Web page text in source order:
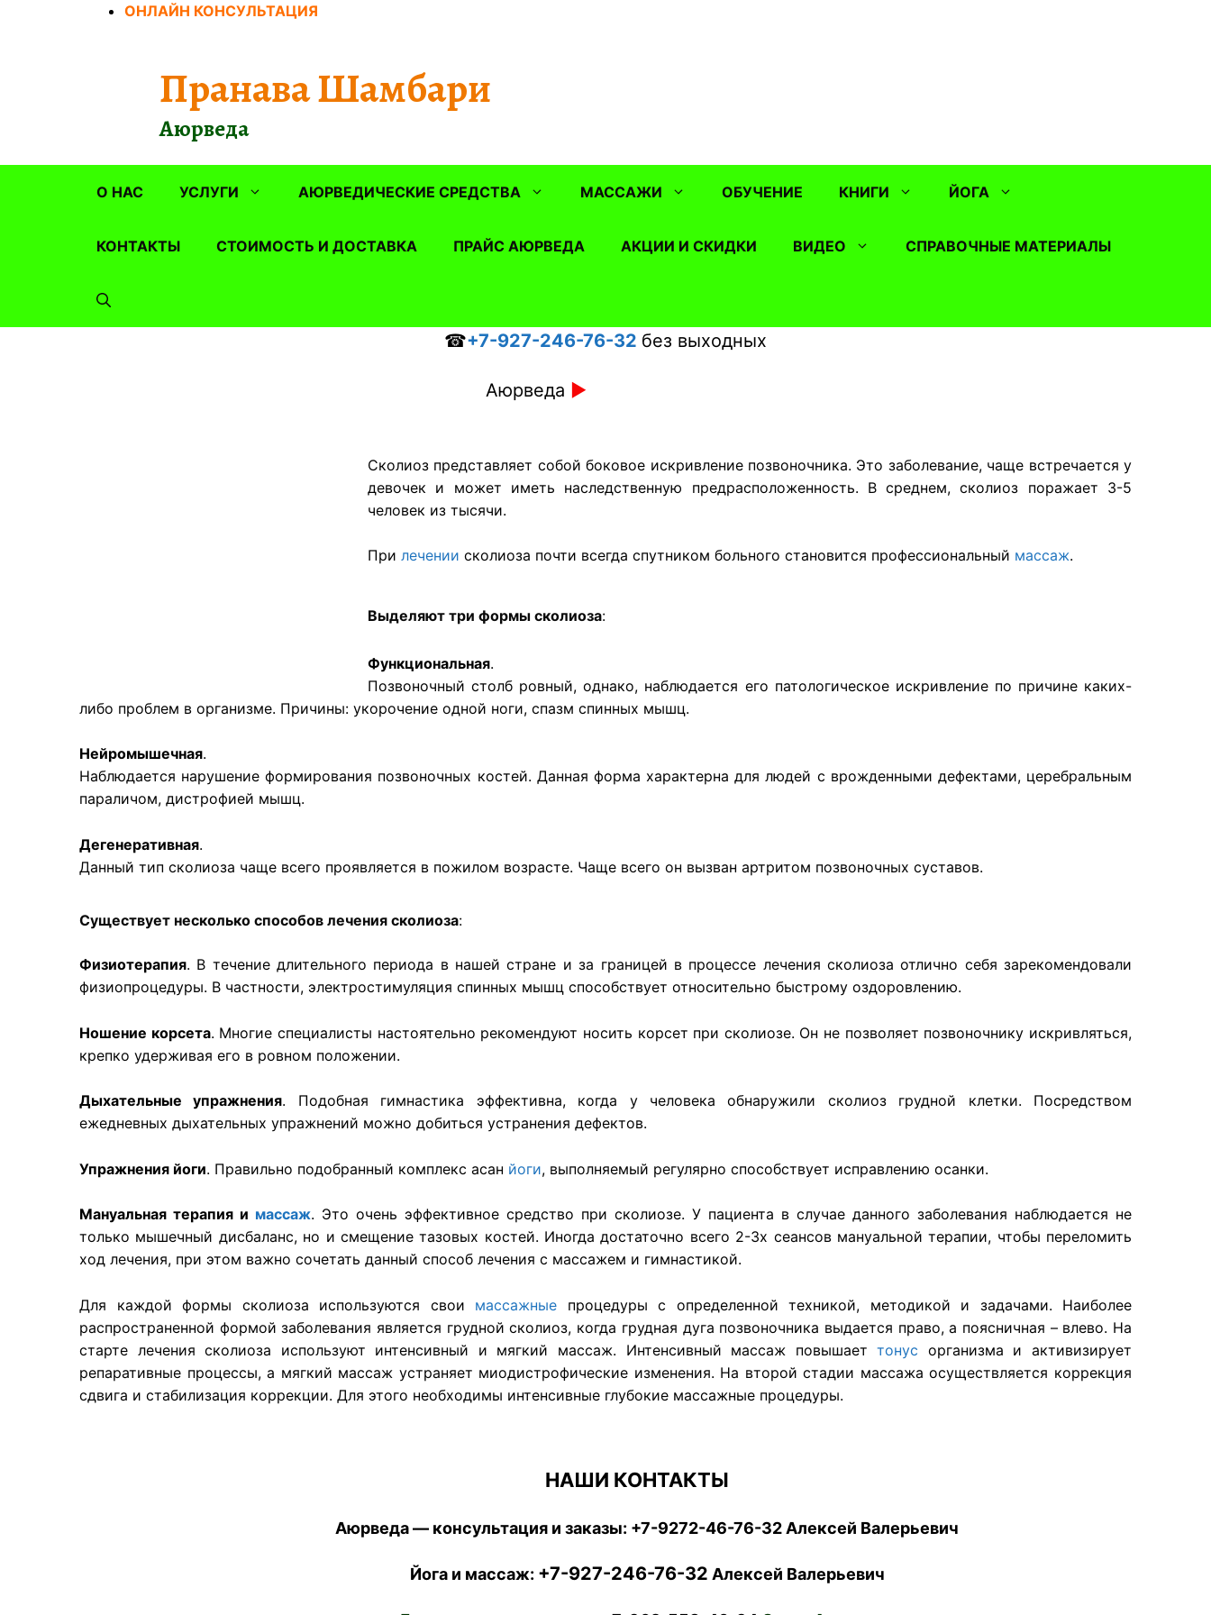
ОНЛАЙН КОНСУЛЬТАЦИЯ
Пранава Шамбари
Аюрведа
О НАС УСЛУГИ АЮРВЕДИЧЕСКИЕ СРЕДСТВА МАССАЖИ ОБУЧЕНИЕ КНИГИ ЙОГА
КОНТАКТЫ СТОИМОСТЬ И ДОСТАВКА ПРАЙС АЮРВЕДА АКЦИИ И СКИДКИ ВИДЕО СПРАВОЧНЫЕ МАТЕРИАЛЫ
☎+7-927-246-76-32 без выходных
Аюрведа ►
​Сколиоз представляет собой боковое искривление позвоночника. Это заболевание, чаще встречается у
девочек и может иметь наследственную предрасположенность. В среднем, сколиоз поражает 3-5
человек из тысячи.
При лечении сколиоза почти всегда спутником больного становится профессиональный массаж.
Выделяют три формы сколиоза:
Функциональная.
Позвоночный столб ровный, однако, наблюдается его патологическое искривление по причине каких-
либо проблем в организме. Причины: укорочение одной ноги, спазм спинных мышц.
Нейромышечная.
Наблюдается нарушение формирования позвоночных костей. Данная форма характерна для людей с врожденными дефектами, церебральным
параличом, дистрофией мышц.
Дегенеративная.
Данный тип сколиоза чаще всего проявляется в пожилом возрасте. Чаще всего он вызван артритом позвоночных суставов.
Существует несколько способов лечения сколиоза:
Физиотерапия. В течение длительного периода в нашей стране и за границей в процессе лечения сколиоза отлично себя зарекомендовали
физиопроцедуры. В частности, электростимуляция спинных мышц способствует относительно быстрому оздоровлению.
Ношение корсета. Многие специалисты настоятельно рекомендуют носить корсет при сколиозе. Он не позволяет позвоночнику искривляться,
крепко удерживая его в ровном положении.
Дыхательные упражнения. Подобная гимнастика эффективна, когда у человека обнаружили сколиоз грудной клетки. Посредством
ежедневных дыхательных упражнений можно добиться устранения дефектов.
Упражнения йоги. Правильно подобранный комплекс асан йоги, выполняемый регулярно способствует исправлению осанки.
Мануальная терапия и массаж. Это очень эффективное средство при сколиозе. У пациента в случае данного заболевания наблюдается не
только мышечный дисбаланс, но и смещение тазовых костей. Иногда достаточно всего 2-3х сеансов мануальной терапии, чтобы переломить
ход лечения, при этом важно сочетать данный способ лечения с массажем и гимнастикой.
Для каждой формы сколиоза используются свои массажные процедуры с определенной техникой, методикой и задачами. Наиболее
распространенной формой заболевания является грудной сколиоз, когда грудная дуга позвоночника выдается право, а поясничная – влево. На
старте лечения сколиоза используют интенсивный и мягкий массаж. Интенсивный массаж повышаеттонус организма и активизирует
репаративные процессы, а мягкий массаж устраняет миодистрофические изменения. На второй стадии массажа осуществляется коррекция
сдвига и стабилизация коррекции. Для этого необходимы интенсивные глубокие массажные процедуры.
НАШИ КОНТАКТЫ
Аюрведа — консультация и заказы: +7-9272-46-76-32 Алексей Валерьевич
Йога и массаж: +7-927-246-76-32 Алексей Валерьевич